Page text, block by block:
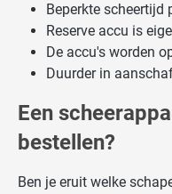
Beperkte scheertijd
Reserve accu is
De accu's worden
Duurder in
Een
bestellen?
Ben je eruit welke